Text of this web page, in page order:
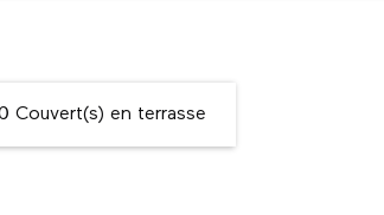
Couvert(s) en terrasse